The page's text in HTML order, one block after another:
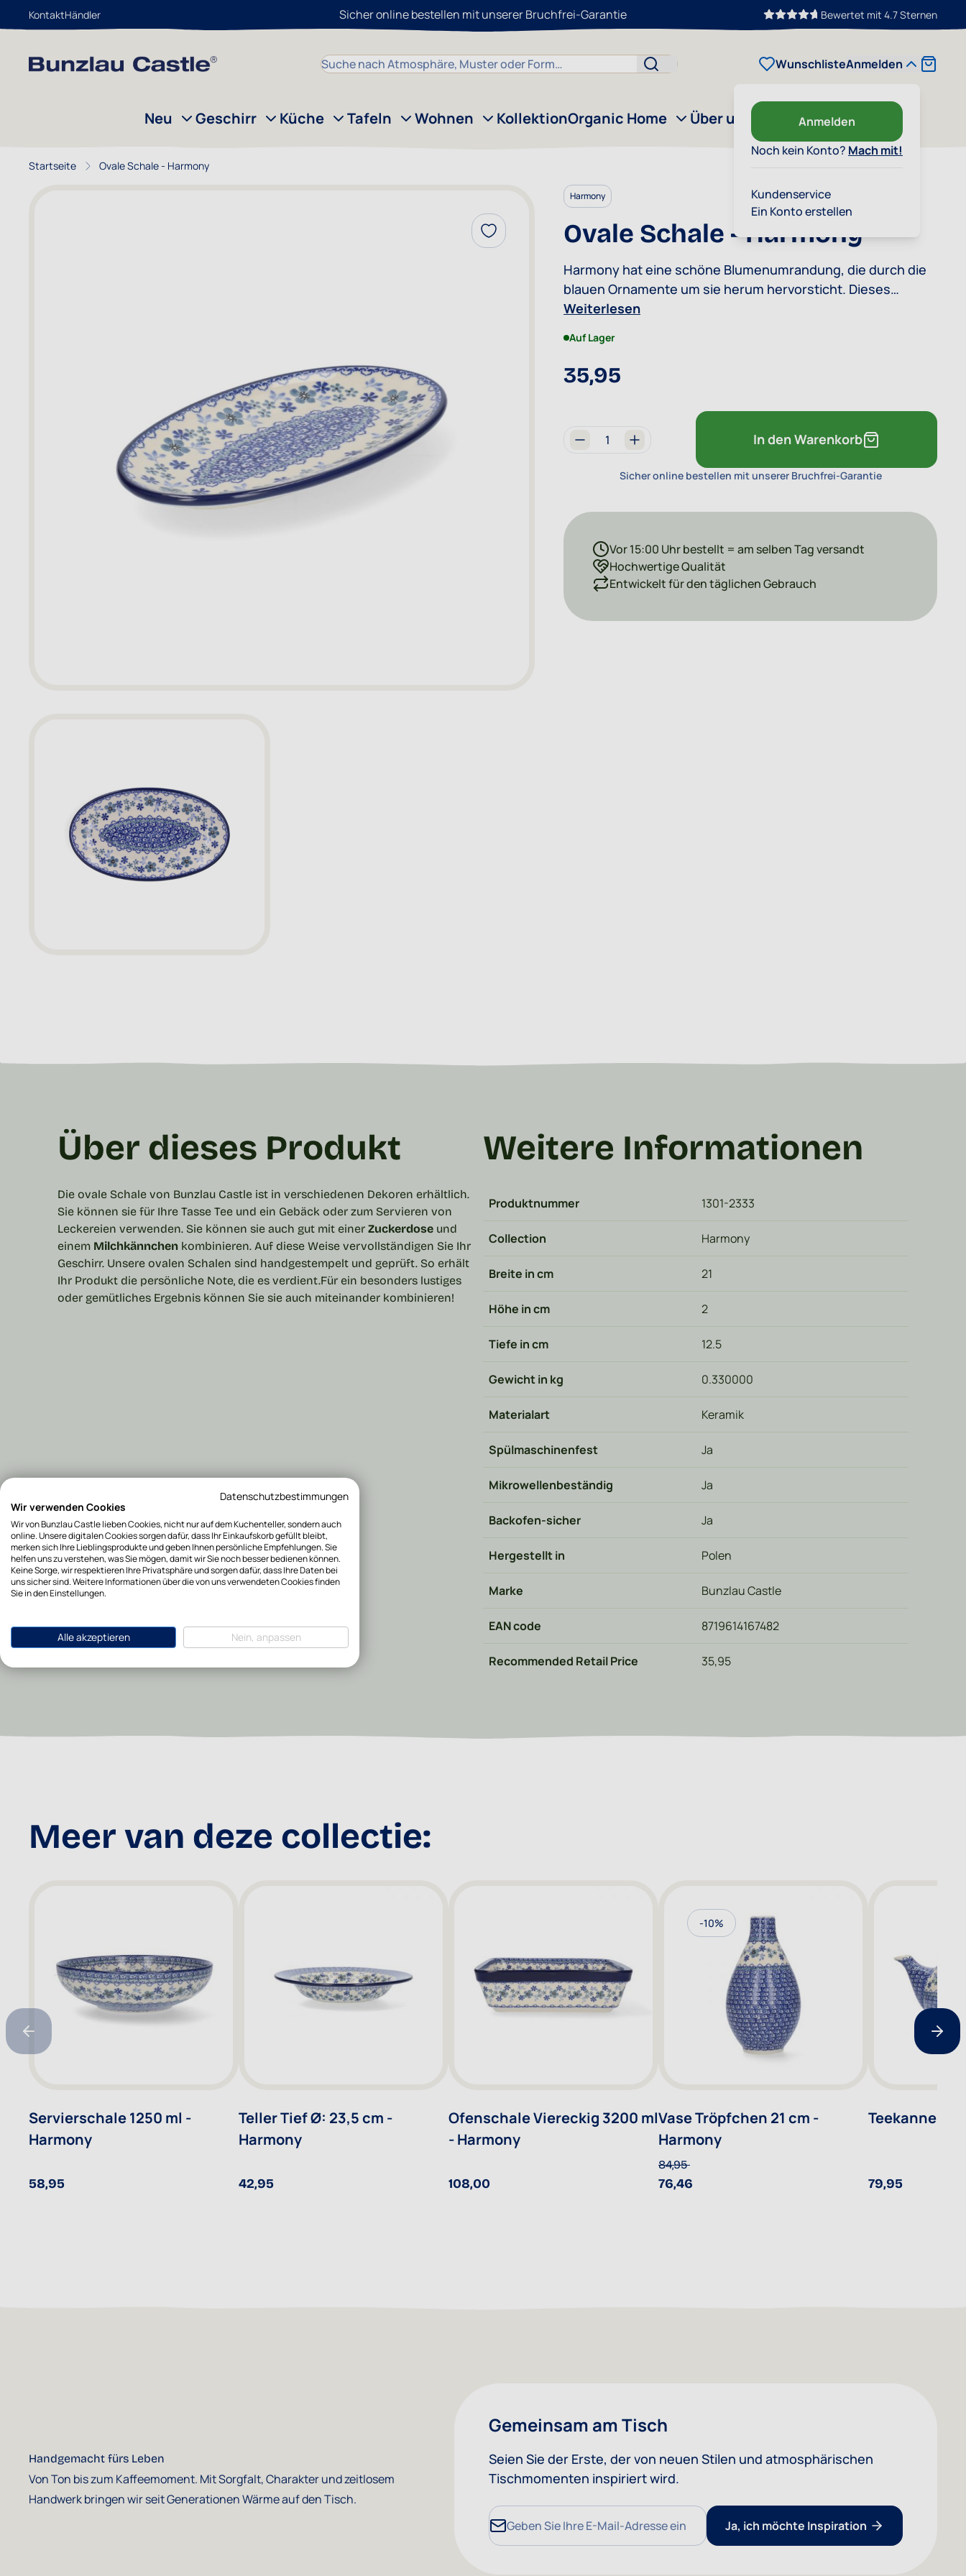
KontaktHändler Sicher online bestellen mit unserer Bruchfrei-Garantie Bewertet mit 4.7 Sternen
Suche
WunschlisteAnmelden
Anmelden
Noch kein Konto? Mach mit!
Kundenservice
Ein Konto erstellen
Cart
Neu Geschirr Küche Tafeln Wohnen KollektionOrganic Home Über uns Outlet
Startseite Ovale Schale - Harmony
Zur Wunschliste hinzufügen
Harmony
Ovale Schale - Harmony
Harmony hat eine schöne Blumenumrandung, die durch die
blauen Ornamente um sie herum hervorsticht. Dieses
elegante Dekor kann das ganze Jahr über verwendet werden
Weiterlesen
Auf Lager
35,95
In den Warenkorb
Sicher online bestellen mit unserer Bruchfrei-Garantie
Vor 15:00 Uhr bestellt = am selben Tag versandt
Hochwertige Qualität
Entwickelt für den täglichen Gebrauch
Über dieses Produkt
Die ovale Schale von Bunzlau Castle ist in verschiedenen Dekoren erhältlich.
Sie können sie für Ihre Tasse Tee und ein Gebäck oder zum Servieren von
Leckereien verwenden. Sie können sie auch gut mit einer Zuckerdose und
einem Milchkännchen kombinieren. Auf diese Weise vervollständigen Sie Ihr
Geschirr. Unsere ovalen Schalen sind handgestempelt und geprüft. So erhält
Ihr Produkt die persönliche Note, die es verdient.Für ein besonders lustiges
oder gemütliches Ergebnis können Sie sie auch miteinander kombinieren!
Weitere Informationen
Produktnummer 1301-2333
Collection Harmony
Breite in cm 21
Höhe in cm 2
Tiefe in cm 12.5
Gewicht in kg 0.330000
Materialart Keramik
Spülmaschinenfest Ja
Mikrowellenbeständig Ja
Backofen-sicher Ja
Hergestellt in Polen
Marke Bunzlau Castle
EAN code 8719614167482
Recommended Retail Price 35,95
Meer van deze collectie:
Servierschale 1250 ml -
Harmony
58,95
Teller Tief Ø: 23,5 cm -
Harmony
42,95
Ofenschale Viereckig 3200 ml
- Harmony
108,00
-10%
Vase Tröpfchen 21 cm -
Harmony
76,46
84,95
Teekanne
79,95
Handgemacht fürs Leben
Von Ton bis zum Kaffeemoment. Mit Sorgfalt, Charakter und zeitlosem
Handwerk bringen wir seit Generationen Wärme auf den Tisch.
Gemeinsam am Tisch
Seien Sie der Erste, der von neuen Stilen und atmosphärischen
Tischmomenten inspiriert wird.
E-Mailadresse
Ja, ich möchte Inspiration
Datenschutzbestimmungen
Wir verwenden Cookies
Wir von Bunzlau Castle lieben Cookies, nicht nur auf dem Kuchenteller, sondern auch
online. Unsere digitalen Cookies sorgen dafür, dass Ihr Einkaufskorb gefüllt bleibt,
merken sich Ihre Lieblingsprodukte und geben Ihnen persönliche Empfehlungen. Sie
helfen uns zu verstehen, was Sie mögen, damit wir Sie noch besser bedienen können.
Keine Sorge, wir respektieren Ihre Privatsphäre und sorgen dafür, dass Ihre Daten bei
uns sicher sind. Weitere Informationen über die von uns verwendeten Cookies finden
Sie in den Einstellungen.
Alle akzeptieren Nein, anpassen